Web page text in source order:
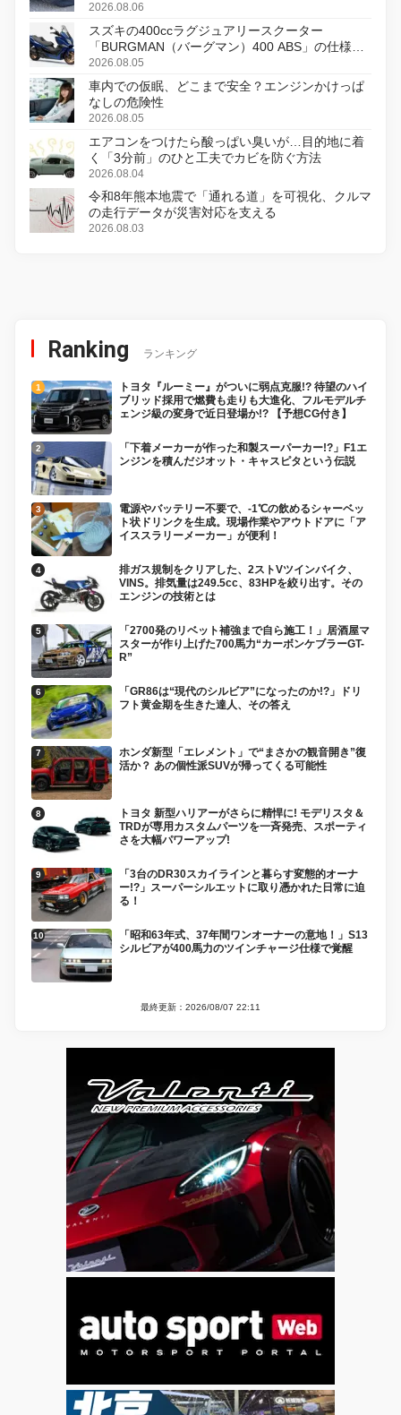
2026.08.06
スズキの400ccラグジュアリースクーター
「BURGMAN（バーグマン）400 ABS」の仕様を
変更し、8月18日に発売
2026.08.05
車内での仮眠、どこまで安全？エンジンかけっぱ
なしの危険性
2026.08.05
エアコンをつけたら酸っぱい臭いが…目的地に着
く「3分前」のひと工夫でカビを防ぐ方法
2026.08.04
令和8年熊本地震で「通れる道」を可視化、クルマ
の走行データが災害対応を支える
2026.08.03
Ranking ランキング
トヨタ『ルーミー』がついに弱点克服!? 待望のハイ
ブリッド採用で燃費も走りも大進化、フルモデルチ
ェンジ級の変身で近日登場か!? 【予想CG付き】
「下着メーカーが作った和製スーパーカー!?」F1エ
ンジンを積んだジオット・キャスピタという伝説
電源やバッテリー不要で、-1℃の飲めるシャーベッ
ト状ドリンクを生成。現場作業やアウトドアに「ア
イススラリーメーカー」が便利！
排ガス規制をクリアした、2ストVツインバイク、
VINS。排気量は249.5cc、83HPを絞り出す。その
エンジンの技術とは
「2700発のリベット補強まで自ら施工！」居酒屋マ
スターが作り上げた700馬力“カーボンケブラーGT-
R”
「GR86は“現代のシルビア”になったのか!?」ドリ
フト黄金期を生きた達人、その答え
ホンダ新型「エレメント」で“まさかの観音開き”復
活か？ あの個性派SUVが帰ってくる可能性
トヨタ 新型ハリアーがさらに精悍に! モデリスタ＆
TRDが専用カスタムパーツを一斉発売、スポーティ
さを大幅パワーアップ!
「3台のDR30スカイラインと暮らす変態的オーナ
ー!?」スーパーシルエットに取り憑かれた日常に迫
る！
「昭和63年式、37年間ワンオーナーの意地！」S13
シルビアが400馬力のツインチャージ仕様で覚醒
最終更新：2026/08/07 22:11